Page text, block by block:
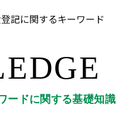
記に関するキーワード
ードに関する基礎知識